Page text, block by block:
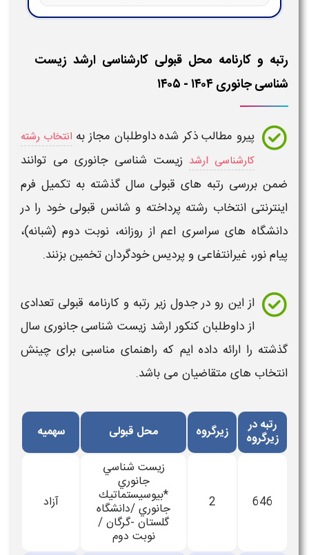
رتبه و کارنامه محل قبولی کارشناسی ارشد زیست
شناسی جانوری ۱۴۰۴ - ۱۴۰۵
پیرو مطالب ذکر شده داوطلبان مجاز به انتخاب رشته
کارشناسی ارشد زیست شناسی جانوری می توانند
ضمن بررسی رتبه های قبولی سال گذشته به تکمیل فرم
اینترنتیانتخاب رشتهپرداخته و شانس قبولیخود را در
دانشگاه های سراسری اعم از روزانه، نوبت دوم (شبانه)،
پیام نور، غیرانتفاعی و پردیس خودگردان تخمین بزنند.
از این رو در جدول زیر رتبه و کارنامه قبولی تعدادی
از داوطلبانکنکور ارشد زیست شناسی جانوری سال
گذشته را ارائه داده ایم که راهنمای مناسبی برای چینش
انتخاب های متقاضیان می باشد.
رتبه در
زیرگروه زیرگروه محل قبولی سهمیه
646
2
زيست شناسي
جانوري
*بيوسيستماتيك
جانوري /دانشگاه
گلستان -گرگان /
نوبت دوم
آزاد